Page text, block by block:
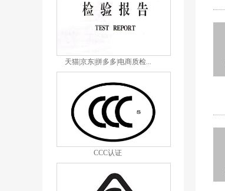
天猫|京东|拼多多|电商质检...
CCC认证